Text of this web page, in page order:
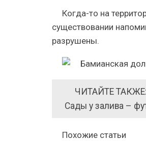
Когда-то на
существовании
разрушены.
ЧИТАЙТЕ ТАКЖЕ:
Сады у залива –
Похожие статьи